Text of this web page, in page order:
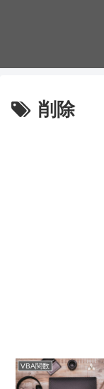
削除
VBA関数